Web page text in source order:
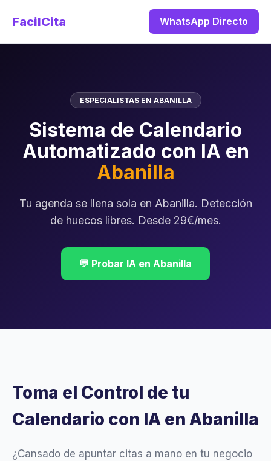
FacilCita WhatsApp Directo
ESPECIALISTAS EN ABANILLA
Sistema de Calendario
Automatizado con IA en
Abanilla
Tu agenda se llena sola en Abanilla. Detección
de huecos libres. Desde 29€/mes.
💬 Probar IA en Abanilla
Toma el Control de tu
Calendario con IA en Abanilla
¿Cansado de apuntar citas a mano en tu negocio